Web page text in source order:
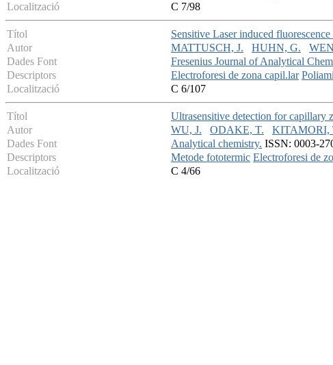
Localització
C 7/98
Títol
Sensitive Laser induced
Autor
MATTUSCH, J. HUHN, G.
Dades Font
Fresenius Journal of Analytical
Descriptors
Electroforesi de zona capil.lar
Localització
C 6/107
Títol
Ultrasensitive detection for capillary
Autor
WU, J. ODAKE, T. KITAMORI,
Dades Font
Analytical chemistry. ISSN: 0003-
Descriptors
Metode fototermic Electroforesi de
Localització
C 4/66